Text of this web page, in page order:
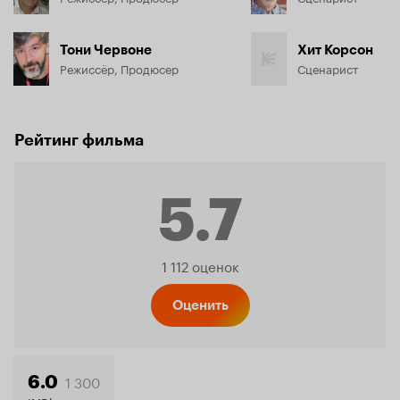
Тони Червоне
Режиссёр, Продюсер
Хит Корсон
Сценарист
Рейтинг фильма
5.7
Рейтинг
1 112 оценок
Оценить
6.0 1 300